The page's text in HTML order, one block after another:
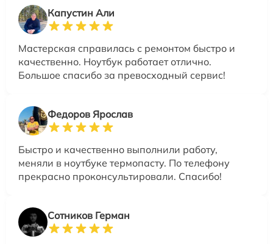
Капустин Али
Мастерская справилась с ремонтом быстро и
качественно. Ноутбук работает отлично.
Большое спасибо за превосходный сервис!
Федоров Ярослав
Быстро и качественно выполнили работу,
меняли в ноутбуке термопасту. По телефону
прекрасно проконсультировали. Спасибо!
Сотников Герман